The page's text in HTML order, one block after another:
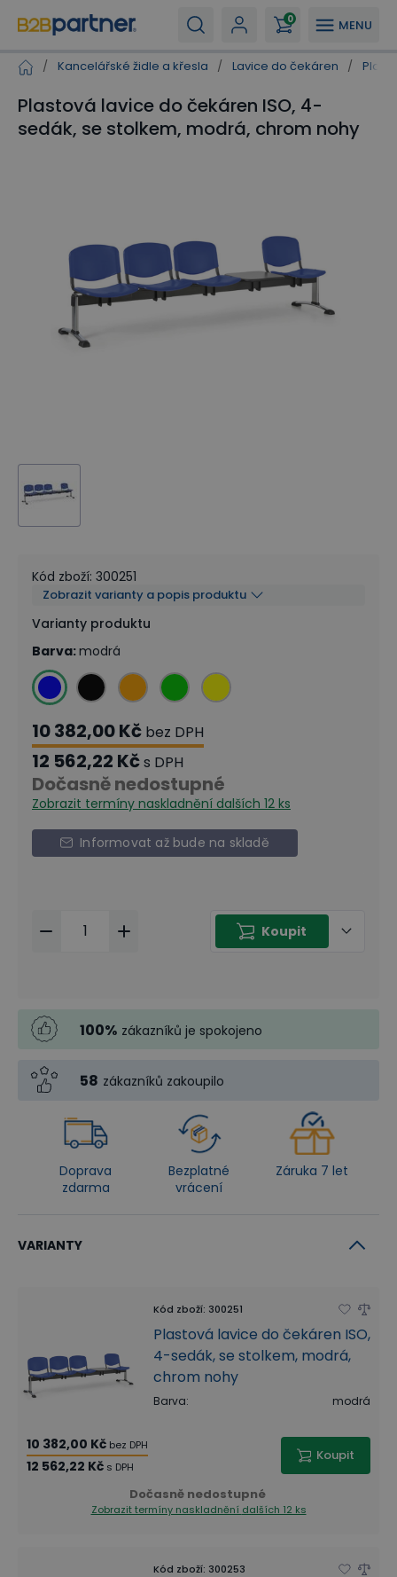
MENU
0
/ Kancelářské židle a křesla / Lavice do čekáren /
Plastová lavice do čekáren ISO, 4-
sedák, se stolkem, modrá, chrom nohy
Kód zboží: 300251
Zobrazit varianty a popis produktu
Varianty produktu
Barva:modrá
10 382,00 Kč bez DPH
12 562,22 Kčs DPH
Dočasně nedostupné
Zobrazit termíny naskladnění dalších 12 ks
Informovat až bude na skladě
Koupit
100% zákazníků je spokojeno
58 zákazníků zakoupilo
Doprava
zdarma
Bezplatné
vrácení
Záruka 7 let
VARIANTY
Kód zboží: 300251
Plastová lavice do čekáren ISO,
4-sedák, se stolkem, modrá,
chrom nohy
Barva: modrá
10 382,00 Kč bez DPH
12 562,22 Kč s DPH
Koupit
Dočasně nedostupné
Zobrazit termíny naskladnění dalších 12 ks
Kód zboží: 300253